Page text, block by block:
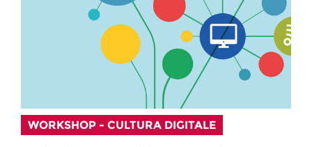
WORKSHOP - CULTURA DIGITALE